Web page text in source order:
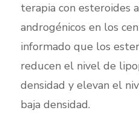
terapia con esteroides
androgénicos en los
informado que los
reducen el nivel de
densidad y elevan el
baja densidad.